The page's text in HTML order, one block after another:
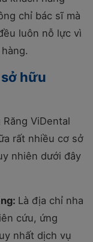
chỉ bác sĩ mà
luôn nỗ lực vì
hữu
ViDental
rất nhiều cơ sở
nhiên dưới đây
Là địa chỉ nha
cứu, ứng
nhất dịch vụ